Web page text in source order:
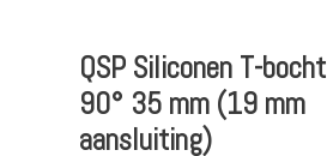
QSP Siliconen T-bocht
90° 35 mm (19 mm
aansluiting)